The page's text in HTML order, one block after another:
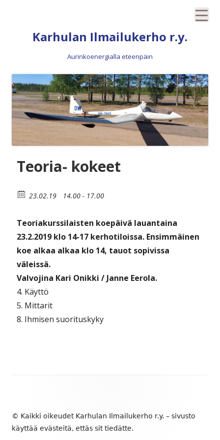
Karhulan Ilmailukerho r.y.
Aurinkoenergialla eteenpäin
Teoria- kokeet
23.02.19 14.00 - 17.00
Teoriakurssilaisten koepäivä lauantaina
23.2.2019 klo 14-17 kerhotiloissa. Ensimmäinen
koe alkaa alkaa klo 14, tauot sopivissa
väleissä.
Valvojina Kari Onikki / Janne Eerola.
4. Käyttö
5. Mittarit
8. Ihmisen suorituskyky
© Kaikki oikeudet Karhulan Ilmailukerho r.y. – sivusto
käyttää evästeitä, ettäs sit tiedätte.